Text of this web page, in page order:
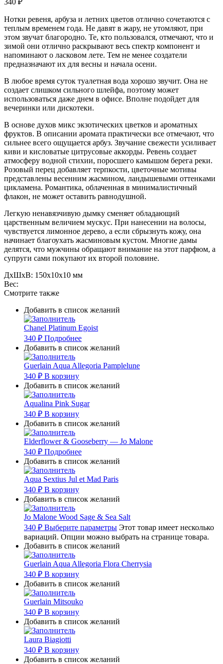
Нотки ревеня, арбуза и летних цветов отлично сочетаются с
теплым временем года. Не давят в жару, не утомляют, при
этом звучат благородно. Те, кто пользовался, отмечают, что и
зимой они отлично раскрывают весь спектр компонент и
напоминают о ласковом лете. Тем не менее создатели
предназначают их для весны и начала осени.
В любое время суток туалетная вода хорошо звучит. Она не
создает слишком сильного шлейфа, поэтому может
использоваться даже днем в офисе. Вполне подойдет для
вечеринки или дискотеки.
В основе духов микс экзотических цветков и ароматных
фруктов. В описании аромата практически все отмечают, что
сильнее всего ощущается арбуз. Звучание свежести усиливает
киви и кисловатые цитрусовые аккорды. Ревень создает
атмосферу водной стихии, поросшего камышом берега реки.
Розовый перец добавляет терпкости, цветочные мотивы
представлены весенним жасмином, ландышевыми оттенками
цикламена. Романтика, облаченная в минималистичный
флакон, не может оставить равнодушной.
Легкую ненавязчивую дымку сменяет обладающий
царственным величием мускус. При нанесении на волосы,
чувствуется лимонное дерево, а если сбрызнуть кожу, она
начинает благоухать жасминовым кустом. Многие дамы
делятся, что мужчины обращают внимание на этот парфюм, а
супруги сами покупают их второй половине.
ДxШxВ: 150x10x10 мм
Вес:
Смотрите также
Добавить в список желаний
Chanel Platinum Egoist
340 ₽ Подробнее
Добавить в список желаний
Guerlain Aqua Allegoria Pamplelune
340 ₽ В корзину
Добавить в список желаний
Aqualina Pink Sugar
340 ₽ В корзину
Добавить в список желаний
Elderflower & Gooseberry — Jo Malone
340 ₽ Подробнее
Добавить в список желаний
Aqua Sextius Jul et Mad Paris
340 ₽ В корзину
Добавить в список желаний
Jo Malone Wood Sage & Sea Salt
340 ₽ Выберите параметры Этот товар имеет несколько
вариаций. Опции можно выбрать на странице товара.
Добавить в список желаний
Guerlain Aqua Allegoria Flora Cherrysia
340 ₽ В корзину
Добавить в список желаний
Guerlain Mitsouko
340 ₽ В корзину
Добавить в список желаний
Laura Biagiotti
340 ₽ В корзину
Добавить в список желаний